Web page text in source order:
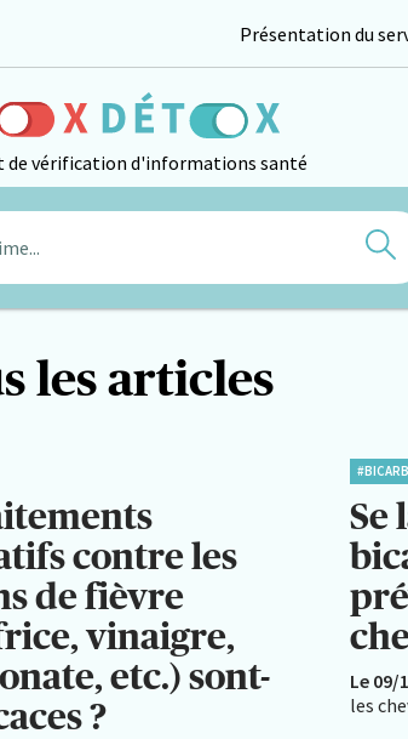
de vérification d'informations santé
Présentation du
les articles
contre les
de fièvre
vinaigre,
etc.) sont-
?
Se
Le 09/
les